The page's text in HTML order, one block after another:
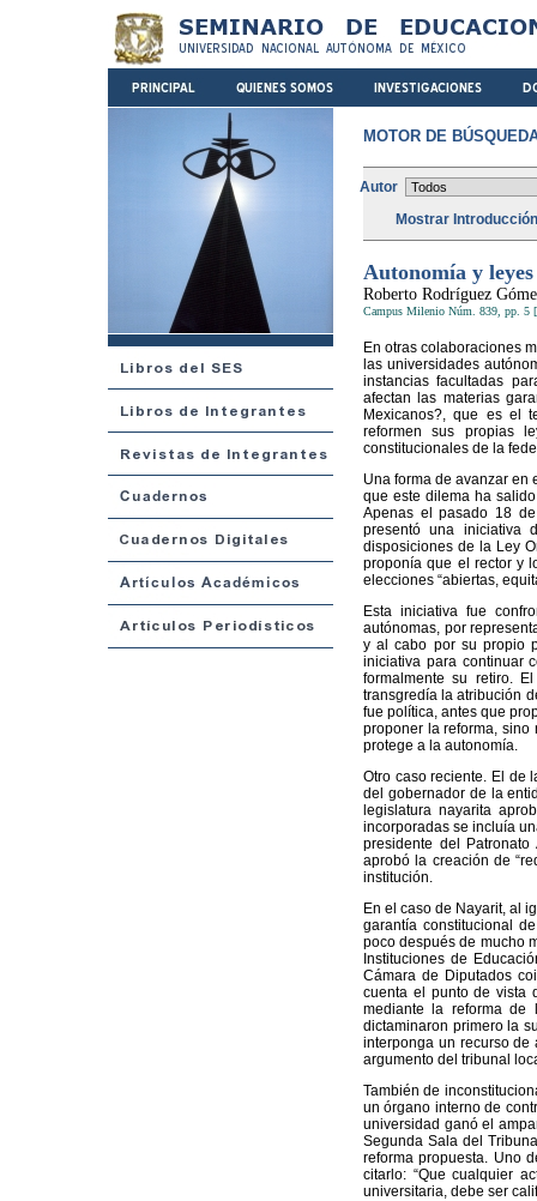
MOTOR DE
Autor
Mostrar
Autonomía y
Roberto Rodríguez
Campus Milenio Núm. 839, pp. 5
En otras colaboraciones
las universidades
instancias facultadas
afectan las materias
Mexicanos?, que es el
reformen sus propias
constitucionales de la
Una forma de avanzar en
que este dilema ha
Apenas el pasado 18
presentó una iniciativa
disposiciones de la Ley
proponía que el rector y
elecciones “abiertas,
Esta iniciativa fue
autónomas, por
y al cabo por su propio
iniciativa para continuar
formalmente su retiro.
transgredía la atribución
fue política, antes que
proponer la reforma,
protege a la autonomía.
Otro caso reciente. El de
del gobernador de la
legislatura nayarita
incorporadas se incluía
presidente del
aprobó la creación de
institución.
En el caso de Nayarit, al
garantía constitucional
poco después de mucho
Instituciones de
Cámara de Diputados
cuenta el punto de vista
mediante la reforma de
dictaminaron primero la
interponga un recurso
argumento del tribunal
También de
un órgano interno de
universidad ganó el
Segunda Sala del
reforma propuesta. Uno
citarlo: “Que cualquier
universitaria, debe ser